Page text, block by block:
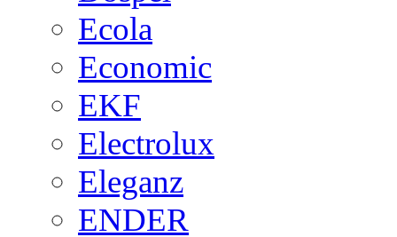
Ecola
Economic
EKF
Electrolux
Eleganz
ENDER